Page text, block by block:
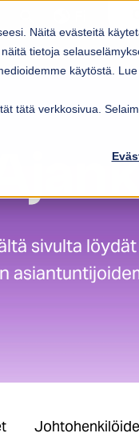
Näitä evästeitä
tietoja
käytöstä.
tätä verkkosivua.
Palvelut Show
sivulta